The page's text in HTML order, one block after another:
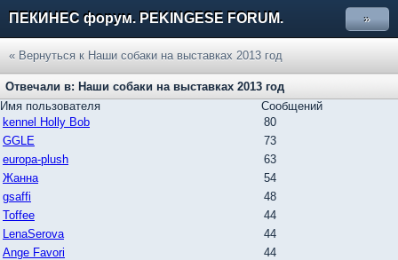
ПЕКИНЕС форум. PEKINGESE FORUM. »
« Вернуться к Наши собаки на выставках 2013 год
Отвечали в: Наши собаки на выставках 2013 год
Имя пользователя
Сообщений
kennel Holly Bob
80
GGLE
73
europa-plush
63
Жанна
54
gsaffi
48
Toffee
44
LenaSerova
44
Ange Favori
44